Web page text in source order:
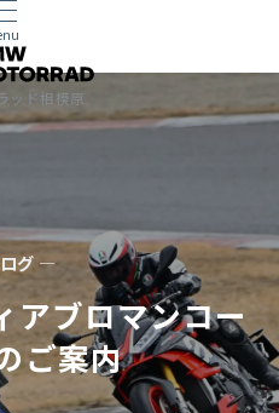
ッド相模原
グ —
ブロマンコー
ご案内